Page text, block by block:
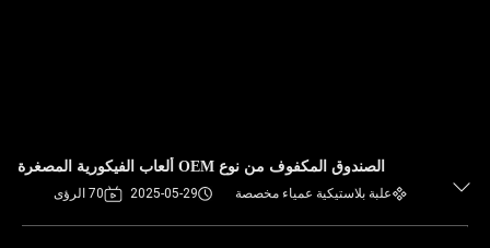
الصندوق المكفوف من نوع OEM ألعاب الفيكورية المصغرة
علبة بلاستيكية عمياء مخصصة 2025-05-29 70 الرؤى